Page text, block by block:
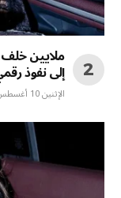
ملايين
إلى نفوذ
الإثنين 10 أغسطس 3:15 ص